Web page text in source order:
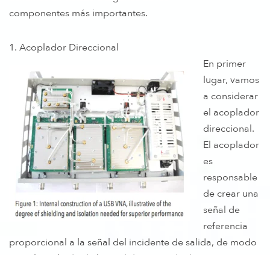
componentes más importantes.
1. Acoplador Direccional
En primer
lugar, vamos
a considerar
el acoplador
direccional.
El acoplador
es
responsable
de crear una
señal de
referencia
proporcional a la señal del incidente de salida, de modo